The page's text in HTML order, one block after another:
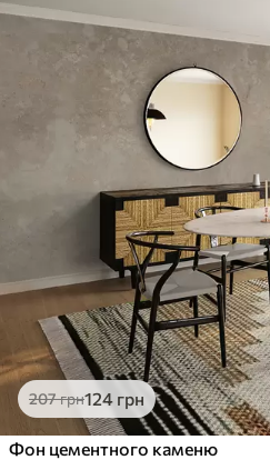
207грн124 грн
Фон цементного каменю